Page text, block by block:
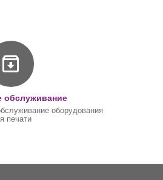
обслуживание
оборудования
печати